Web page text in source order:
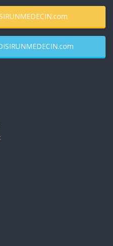
CHOISIRUNMEDECIN.com
utiliser CHOISIRUNMEDECIN.com